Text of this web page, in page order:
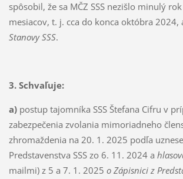
spôsobil, že sa MČZ SSS nezišlo minulý
mesiacov, t. j. cca do konca októbra 2024,
Stanovy SSS.
3. Schvaľuje:
a)postup tajomníka SSS Štefana Cifru v
zabezpečenia zvolania mimoriadneho
zhromaždenia na 20. 1. 2025 podľa
Predstavenstva SSS zo 6. 11. 2024 a
mailmi) z 5 a 7. 1. 2025 oZápisnici z